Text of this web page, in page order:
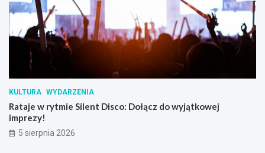
KULTURA WYDARZENIA
Rataje w rytmie Silent Disco: Dołącz do wyjątkowej
imprezy!
5 sierpnia 2026